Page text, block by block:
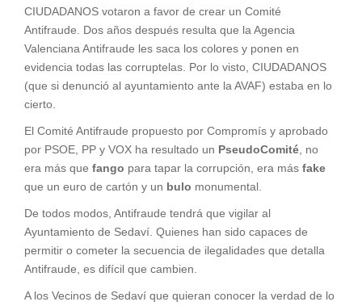
CIUDADANOS votaron a favor de crear un Comité
Antifraude. Dos años después resulta que la Agencia
Valenciana Antifraude les saca los colores y ponen en
evidencia todas las corruptelas. Por lo visto, CIUDADANOS
(que si denunció al ayuntamiento ante la AVAF) estaba en lo
cierto.
El Comité Antifraude propuesto por Compromís y aprobado
por PSOE, PP y VOX ha resultado un PseudoComité , no
era más que fango para tapar la corrupción, era más fake
que un euro de cartón y un bulo monumental.
De todos modos, Antifraude tendrá que vigilar al
Ayuntamiento de Sedaví. Quienes han sido capaces de
permitir o cometer la secuencia de ilegalidades que detalla
Antifraude, es difícil que cambien.
A los Vecinos de Sedaví que quieran conocer la verdad de lo